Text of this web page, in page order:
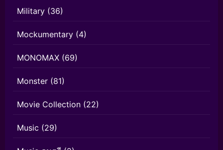
Military (36)
Mockumentary (4)
MONOMAX (69)
Monster (81)
Movie Collection (22)
Music (29)